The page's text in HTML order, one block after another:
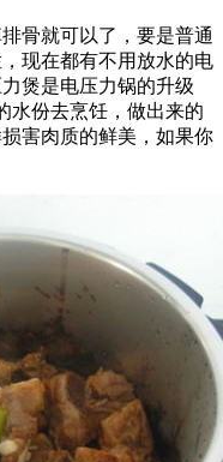
骨就可以了，要是普通
现在都有不用放水的电
煲是电压力锅的升级
水份去烹饪，做出来的
害肉质的鲜美，如果你